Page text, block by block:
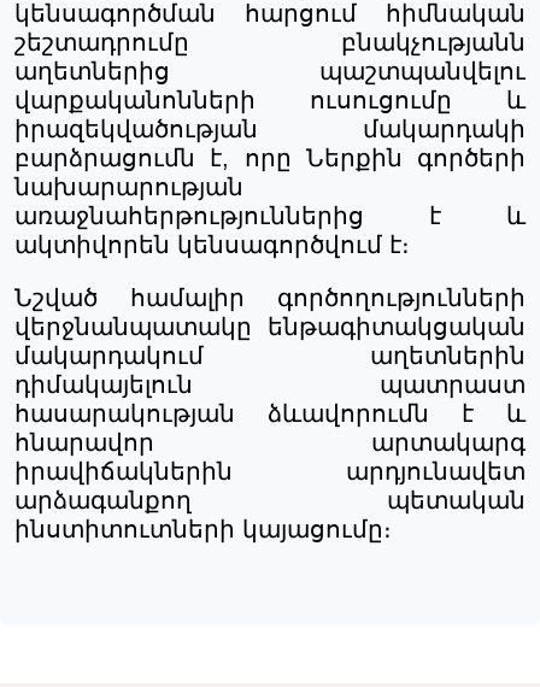
կենսագործման
հարցում
հիմնական
շեշտադրումը
բնակչությանն
աղետներից
պաշտպանվելու
վարքականոնների
ուսուցումը
և
իրազեկվածության
մակարդակի
բարձրացումն
է, որը Ներքին
գործերի
նախարարության
առաջնահերթություններից
է
և
ակտիվորեն կենսագործվում է։
Նշված
համալիր
գործողությունների
վերջնանպատակը
ենթագիտակցական
մակարդակում
աղետներին
դիմակայելուն
պատրաստ
հասարակության
ձևավորումն է
և
հնարավոր
արտակարգ
իրավիճակներին
արդյունավետ
արձագանքող
պետական
ինստիտուտների կայացումը։